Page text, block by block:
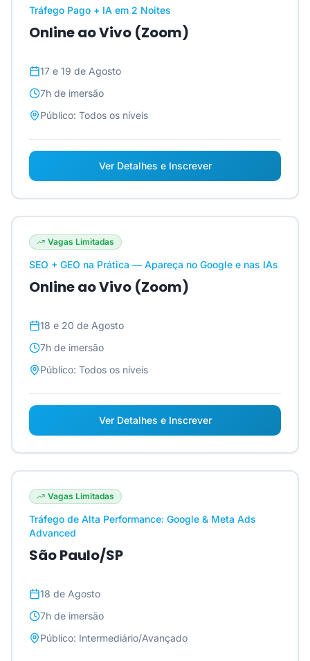
Tráfego Pago + IA em 2 Noites
Online ao Vivo (Zoom)
17 e 19 de Agosto
7h de imersão
Público: Todos os níveis
Ver Detalhes e Inscrever
Vagas Limitadas
SEO + GEO na Prática — Apareça no Google e nas IAs
Online ao Vivo (Zoom)
18 e 20 de Agosto
7h de imersão
Público: Todos os níveis
Ver Detalhes e Inscrever
Vagas Limitadas
Tráfego de Alta Performance: Google & Meta Ads
Advanced
São Paulo/SP
18 de Agosto
7h de imersão
Público: Intermediário/Avançado